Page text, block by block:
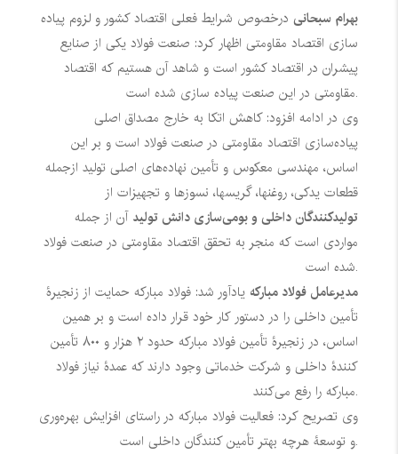
بهرام سبحانیدرخصوص شرایط فعلی اقتصاد کشور و لزوم پیاده
سازی اقتصاد مقاومتی اظهار کرد: صنعت فولاد یکی از صنایع
پیشران در اقتصاد کشور است و شاهد آن هستیم که اقتصاد
مقاومتی در این صنعت پیاده سازی شده است.
وی در ادامه افزود: کاهش اتکا به خارج مصداق اصلی
پیاده‌سازی اقتصاد مقاومتی در صنعت فولاد است و بر این
اساس، مهندسی معکوس و تأمین نهاده‌های اصلی تولید ازجمله
قطعات یدکی، روغنها، گریسها، نسوزها و تجهیزات از
تولیدکنندگان داخلی و بومی‌سازی دانش تولید آن از جمله
مواردی است که منجر به تحقق اقتصاد مقاومتی در صنعت فولاد
شده است.
مدیرعامل فولاد مبارکه یادآور شد: فولاد مبارکه حمایت از زنجیرۀ
تأمین داخلی را در دستور کار خود قرار داده است و بر همین
اساس، در زنجیرۀ تأمین فولاد مبارکه حدود ۲ هزار و ۸۰۰ تأمین
کنندۀ داخلی و شرکت خدماتی وجود دارند که عمدۀ نیاز فولاد
مبارکه را رفع می‌کنند.
وی تصریح کرد: فعالیت فولاد مبارکه در راستای افزایش بهره‌وری
و توسعۀ هرچه بهتر تأمین کنندگان داخلی است.